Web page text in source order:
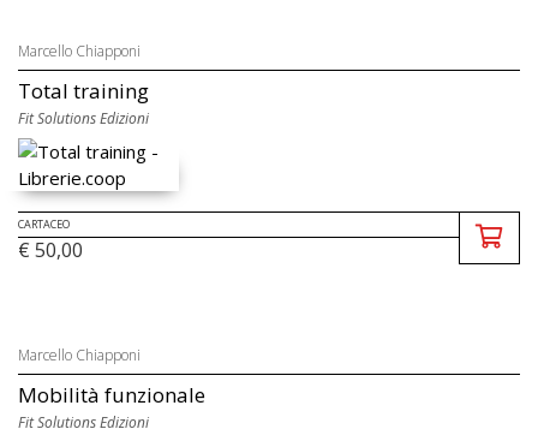
Marcello Chiapponi
Total training
Fit Solutions Edizioni
CARTACEO
€ 50,00
Marcello Chiapponi
Mobilità funzionale
Fit Solutions Edizioni